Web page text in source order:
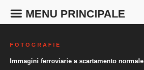
MENU PRINCIPALE
F O T O G R A F I E
Immagini ferroviarie a scartamento normale